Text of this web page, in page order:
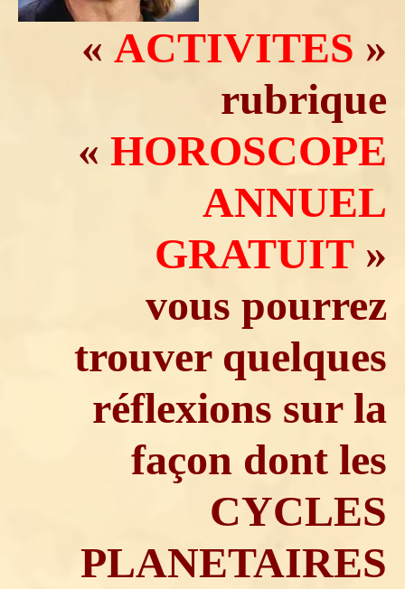
« ACTIVITES »
rubrique
« HOROSCOPE
ANNUEL
GRATUIT »
vous pourrez
trouver quelques
réflexions sur la
façon dont les
CYCLES
PLANETAIRES